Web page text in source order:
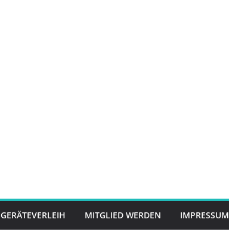
GERÄTEVERLEIH MITGLIED WERDEN IMPRESSUM